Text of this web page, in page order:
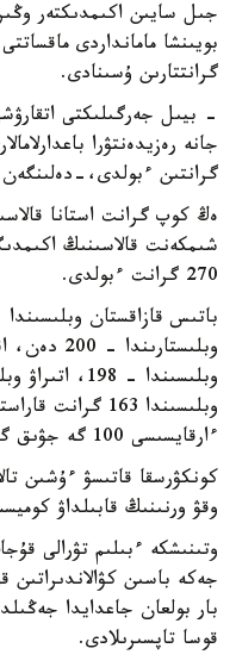
جىل سايىن اكىمدىكتەر
بويىنشا مامانداردى
گرانتتارىن ۇسىنادى.
- بيىل جەرگىلىكتى
گرانتىن ءبولدى،-دەلىنگەن
270 گرانت ءبولدى.
وبلىسىندا 163
ءارقايسىسى 100 گە جۋىق گرانت ۇسىندى.
كونكۋرسقا قاتىسۋ ءۇشىن
وقۋ ورنىنىڭ قابىلداۋ
وتىنىشكە ءبىلىم تۋرالى
جەكە باسىن
بار بولعان جاعدايدا
قوسا تاپسىرىلادى.